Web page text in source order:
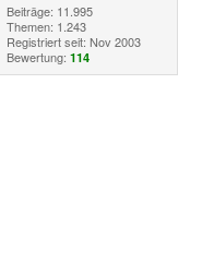
Beiträge: 11.995
Themen: 1.243
Registriert seit: Nov 2003
Bewertung: 114